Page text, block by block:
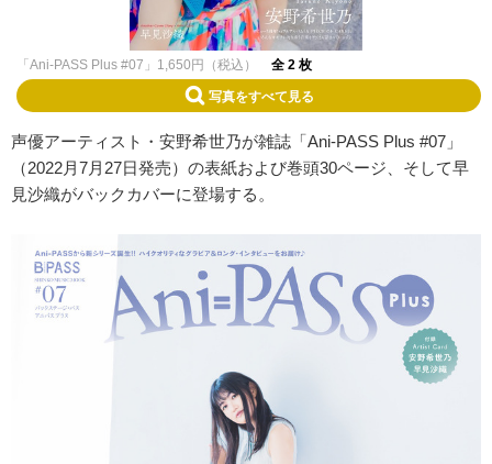
「Ani-PASS Plus #07」1,650円（税込） 全 2 枚
写真をすべて見る
声優アーティスト・安野希世乃が雑誌「Ani-PASS Plus #07」
（2022月7月27日発売）の表紙および巻頭30ページ、そして早
見沙織がバックカバーに登場する。